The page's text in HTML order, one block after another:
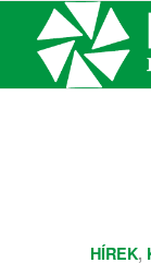
HÍREK,